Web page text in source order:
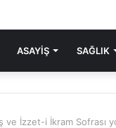
ASAYIŞ SAĞLIK
ve İzzet-i İkram Sofrası